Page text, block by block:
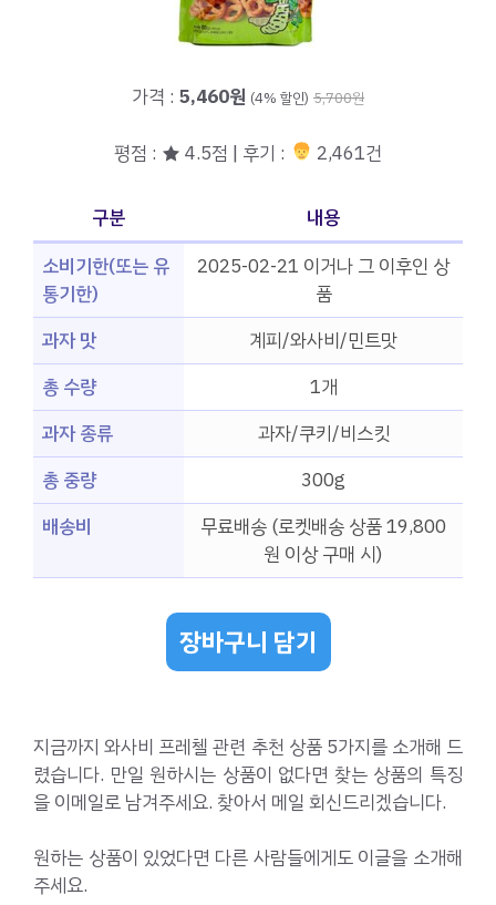
가격 : 5,460원 (4% 할인) 5,700원
평점 : ★ 4.5점 | 후기 : 2,461건
구분
내용
소비기한(또는 유
통기한)
2025-02-21 이거나 그 이후인 상
품
과자 맛
계피/와사비/민트맛
총 수량
1개
과자 종류
과자/쿠키/비스킷
총 중량
300g
배송비
무료배송 (로켓배송 상품 19,800
원 이상 구매 시)
장바구니 담기
지금까지 와사비 프레첼 관련 추천 상품 5가지를 소개해 드
렸습니다. 만일 원하시는 상품이 없다면 찾는 상품의 특징
을 이메일로 남겨주세요. 찾아서 메일 회신드리겠습니다.
원하는 상품이 있었다면 다른 사람들에게도 이글을 소개해
주세요.